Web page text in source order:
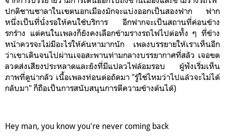
ปกติชานชาลาในเขตนอกเมืองมักจะแบ่งออกเป็นสองฟาก ฟาก
หนึ่งเป็นที่นั่งรอให้คนใช้บริการ อีกฟากจะเป็นสถานที่ค่อนข้าง
รกร้าง แต่คนในเพลงก็ยังคงเลือกข้ามรางรถไฟไปต่อทั้ง ๆ ที่ข้าง
หน้าควรจะไม่มีอะไรให้ค้นหามากนัก เพลงบรรยายให้เราเห็นอีก
ว่าเขาเดินจนไปผ่านเจอสะพานท่ามกลางบรรยากาศที่สลัว เจอขด
ลวดส่งเสียงประหลาดและยังที่มีแปลวไฟล้อมรอบ ผู้ฟังเร่ิ่มเห็น
ภาพที่ดูน่ากลัว เนื้อเพลงท่อนต่อถัดมา "รู้ใช่ไหมว่าไปแล้วจะไม่ได้
กลับมา" ก็ถือเป็นการสนับสนุนการตีความข้างต้นได้)
Hey man, you know you're never coming back